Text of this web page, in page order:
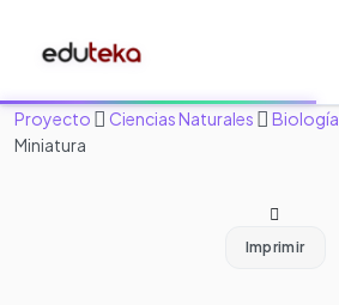
Proyecto Ciencias Naturales Biología
Miniatura
Imprimir